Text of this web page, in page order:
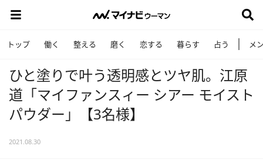
トップ 働く 整える 磨く 恋する 暮らす 占う メ
ひと塗りで叶う透明感とツヤ肌。江原
道「マイファンスィー シアー モイスト
パウダー」【3名様】
2021.08.30